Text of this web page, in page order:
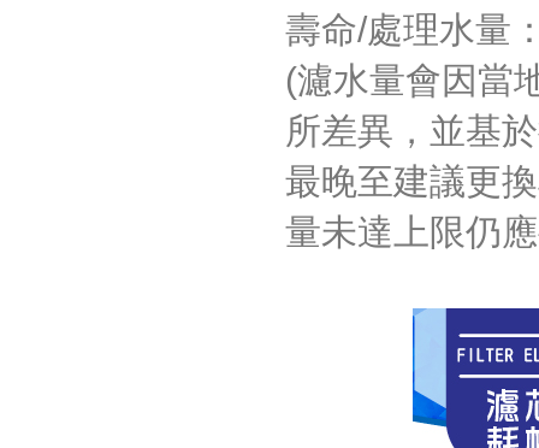
壽命/處理水量
(濾水量會因當
所差異，並基
最晚至建議更
量未達上限仍